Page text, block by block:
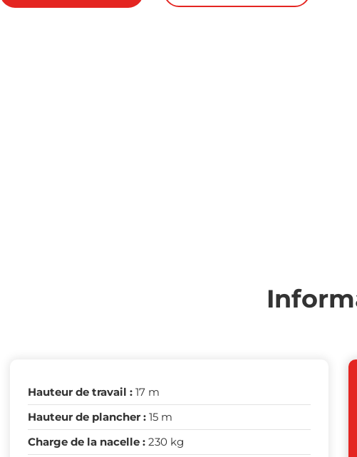
Hauteur de travail : 17 m
Hauteur de plancher : 15 m
Charge de la nacelle : 230 kg